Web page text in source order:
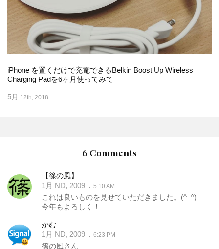
iPhone を置くだけで充電できるBelkin Boost Up Wireless
Charging Padを6ヶ月使ってみて
5月 12th, 2018
6 Comments
【篠の風】
1月 ND, 2009
5:10 AM
これは良いものを見せていただきました。(^_^)
今年もよろしく！
かむ
1月 ND, 2009
6:23 PM
篠の風さん